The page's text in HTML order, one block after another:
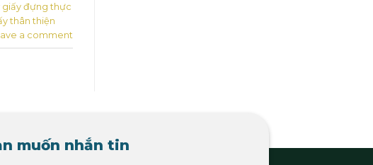
giấy đựng thực
thân thiện
a comment
muốn nhắn tin